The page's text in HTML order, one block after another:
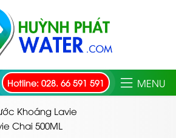
Hotline: 028. 66 591 591 MENU
Khoáng Lavie
Chai 500ML